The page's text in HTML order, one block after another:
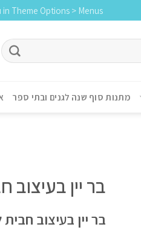
in Theme Options > Menus
מתנות סוף שנה לגנים ובתי ספר
בר יין בעיצוב